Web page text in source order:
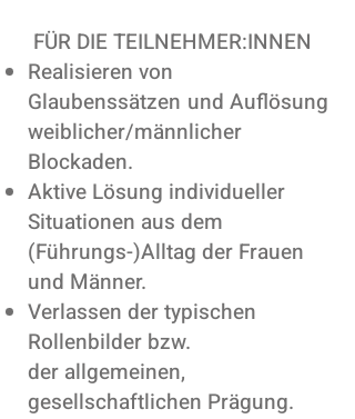
FÜR DIE TEILNEHMER:INNEN
Realisieren von
Glaubenssätzen und Auflösung
weiblicher/männlicher
Blockaden.
Aktive Lösung individueller
Situationen aus dem
(Führungs-)Alltag der Frauen
und Männer.
Verlassen der typischen
Rollenbilder bzw.
der allgemeinen,
gesellschaftlichen Prägung.